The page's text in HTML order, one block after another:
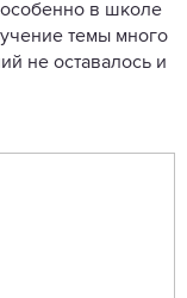
особенно в школе
темы много
не оставалось и